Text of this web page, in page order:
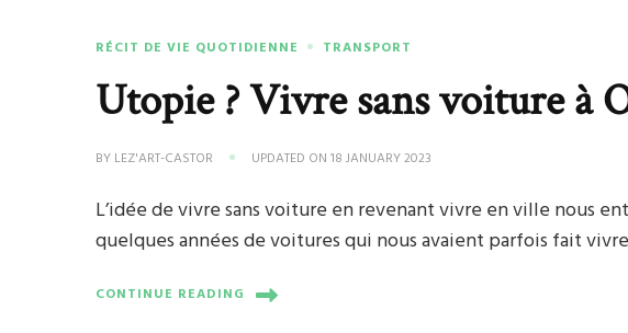
RÉCIT DE VIE QUOTIDIENNE TRANSPORT
Utopie ? Vivre sans voiture à
BY LEZ'ART-CASTOR UPDATED ON18 JANUARY 2023
L’idée de vivre sans voiture en revenant vivre en ville nous
quelques années de voitures qui nous avaient parfois fait
CONTINUE READING